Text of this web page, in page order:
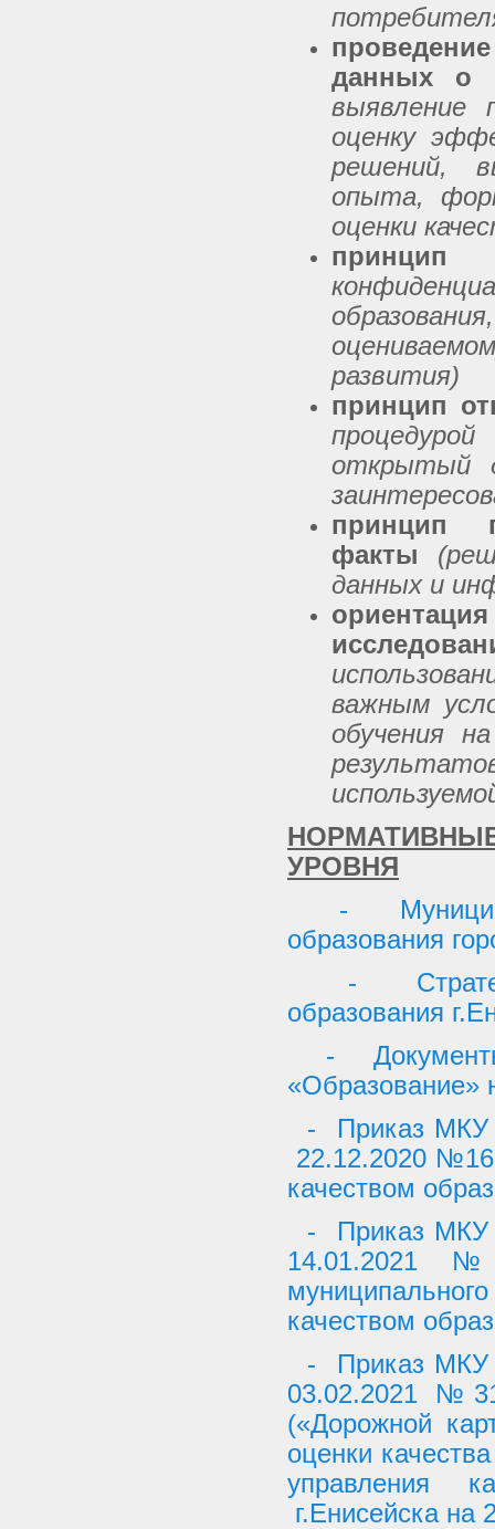
данных о
выявление
оценку
решений,
опыта,
оценки
принцип
развития)
принцип
открытый
принцип
факты
данных и
важным
обучения
УРОВНЯ
-
образования
-
образования
-
«Образование»
- Приказ МКУ
22.12.2020
качеством
- Приказ МКУ
14.01.2021
качеством
- Приказ МКУ
03.02.2021
(«Дорожной
оценки
управления
г.Енисейска на